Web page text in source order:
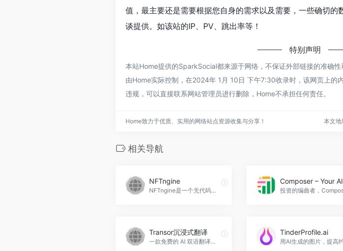
值，最主要还是需要根据您自身的需求以及需要，一些确切
谈提供。如该站的IP、PV、跳出率等！
特别声明
本站Home提供的SparkSocial都来源于网络，不保证外部链接的准确
由Home实际控制，在2024年 1月 10日 下午7:30收录时，该网页上的
违规，可以直接联系网站管理员进行删除，Home不承担任何责任。
Home致力于优质、实用的网络站点资源收集与分享！ 本文
相关导航
NFTngine
NFTngine是一个无代码平台，允许创作者将AI生成的图像作为NFT进行铸造。快速生成高质量的NFT，适用于艺术家、设计师和创意营销，NFTngine官网入口网址
Transor沉浸式翻译
一款免费的 AI 双语翻译工具，支持多种格式的实时翻译。
TinderProfile.ai